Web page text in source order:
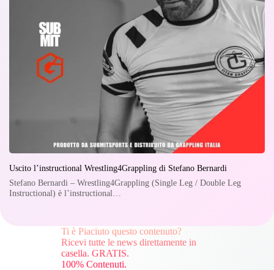
Uscito l’instructional Wrestling4Grappling di Stefano Bernardi
Stefano Bernardi – Wrestling4Grappling (Single Leg / Double Leg
Instructional) è l’instructional…
Ti è Piaciuto questo contenuto?
Ricevi tutte le news direttamente in
casella. GRATIS.
100% Contenuti.